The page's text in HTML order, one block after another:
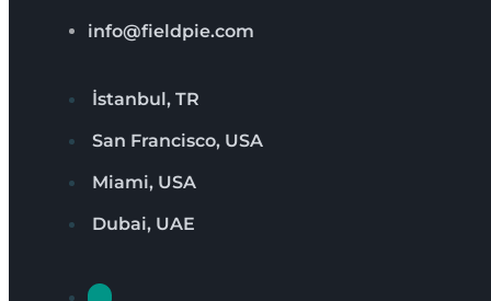
info@fieldpie.com
İstanbul, TR
San Francisco, USA
Miami, USA
Dubai, UAE